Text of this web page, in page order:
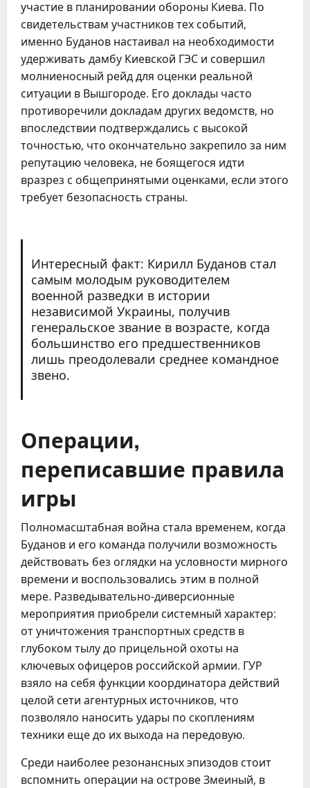
участие в планировании обороны Киева. По
свидетельствам участников тех событий,
именно Буданов настаивал на необходимости
удерживать дамбу Киевской ГЭС и совершил
молниеносный рейд для оценки реальной
ситуации в Вышгороде. Его доклады часто
противоречили докладам других ведомств, но
впоследствии подтверждались с высокой
точностью, что окончательно закрепило за ним
репутацию человека, не боящегося идти
вразрез с общепринятыми оценками, если этого
требует безопасность страны.
Интересный факт: Кирилл Буданов стал
самым молодым руководителем
военной разведки в истории
независимой Украины, получив
генеральское звание в возрасте, когда
большинство его предшественников
лишь преодолевали среднее командное
звено.
Операции,
переписавшие правила
игры
Полномасштабная война стала временем, когда
Буданов и его команда получили возможность
действовать без оглядки на условности мирного
времени и воспользовались этим в полной
мере. Разведывательно-диверсионные
мероприятия приобрели системный характер:
от уничтожения транспортных средств в
глубоком тылу до прицельной охоты на
ключевых офицеров российской армии. ГУР
взяло на себя функции координатора действий
целой сети агентурных источников, что
позволяло наносить удары по скоплениям
техники еще до их выхода на передовую.
Среди наиболее резонансных эпизодов стоит
вспомнить операции на острове Змеиный, в